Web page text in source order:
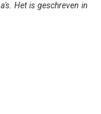
Het is geschreven in